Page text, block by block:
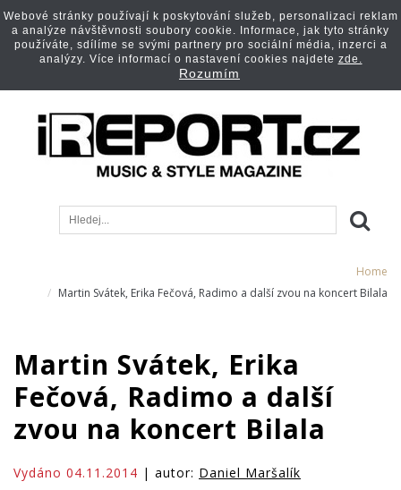
Home
Martin Svátek, Erika Fečová, Radimo a další zvou na koncert Bilala
Martin Svátek, Erika
Fečová, Radimo a další
zvou na koncert Bilala
Vydáno 04.11.2014 | autor: Daniel Maršalík
Webové stránky používají k poskytování služeb, personalizaci reklam
a analýze návštěvnosti soubory cookie. Informace, jak tyto stránky
používáte, sdílíme se svými partnery pro sociální média, inzerci a
analýzy. Více informací o nastavení cookies najdete zde.
Rozumím